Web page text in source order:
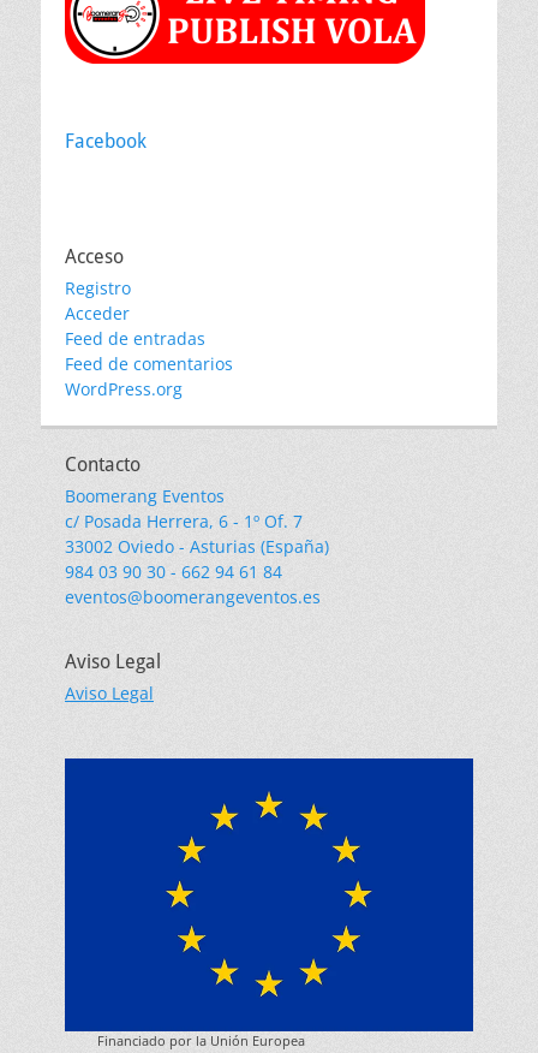
Facebook
Acceso
Registro
Acceder
Feed de entradas
Feed de comentarios
WordPress.org
Contacto
Boomerang Eventos
c/ Posada Herrera, 6 - 1º Of. 7
33002 Oviedo - Asturias (España)
984 03 90 30 - 662 94 61 84
eventos@boomerangeventos.es
Aviso Legal
Aviso Legal
Financiado por la Unión Europea